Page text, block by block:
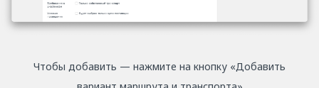
Чтобы добавить — нажмите на кнопку «Добавить